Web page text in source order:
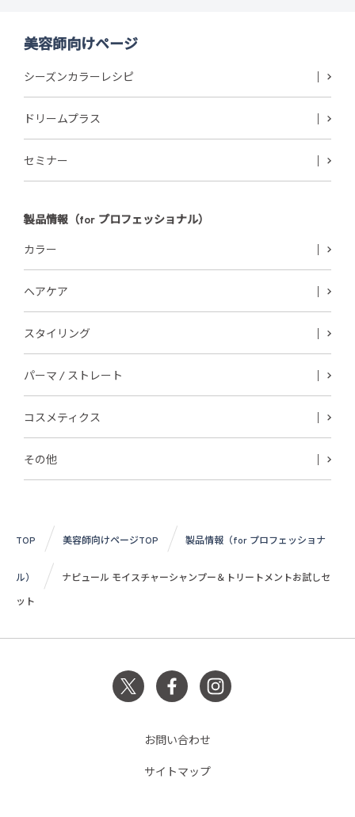
美容師向けページ
シーズンカラーレシピ
ドリームプラス
セミナー
製品情報（for プロフェッショナル）
カラー
ヘアケア
スタイリング
パーマ / ストレート
コスメティクス
その他
TOP 美容師向けページTOP 製品情報（for プロフェッショナ
ル）
ナピュール モイスチャーシャンプー＆トリートメントお試しセ
ット
お問い合わせ
サイトマップ